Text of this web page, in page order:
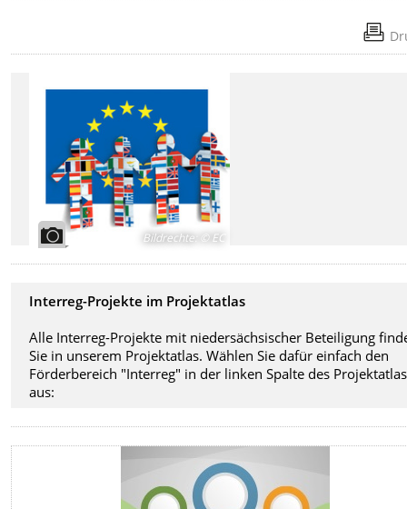
Bildrechte: © EC
Interreg-Projekte im Projektatlas
Alle Interreg-Projekte mit niedersächsischer Beteiligung
Sie in unserem Projektatlas. Wählen Sie dafür einfach den
Förderbereich "Interreg" in der linken Spalte des
aus: